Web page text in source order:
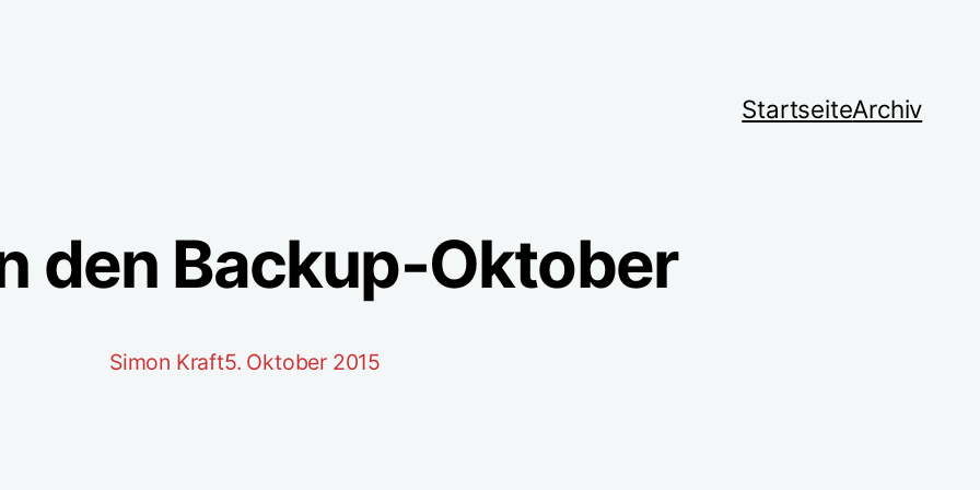
StartseiteArchiv
den Backup-Oktober
Simon Kraft5. Oktober 2015